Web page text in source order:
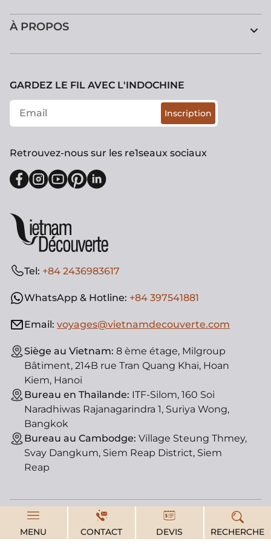
MENU CONTACT DEVIS RECHERCHE
À PROPOS
Tel: +84 2436983617
WhatsApp & Hotline: +84 397541881
Email: voyages@vietnamdecouverte.com
Siège au Vietnam: 8 ème étage, Milgroup
Bâtiment, 214B rue Tran Quang Khai, Hoan
Kiem, Hanoi
Bureau en Thaïlande: ITF-Silom, 160 Soi
Naradhiwas Rajanagarindra 1, Suriya Wong,
Bangkok
Bureau au Cambodge: Village Steung Thmey,
Svay Dangkum, Siem Reap District, Siem
Reap
GARDEZ LE FIL AVEC L'INDOCHINE
Inscription
Retrouvez-nous sur les re1seaux sociaux
© Vietnam Découverte, agence de voyage locale. License
d'état : 01-182/2014/TCDL-GPLHQT